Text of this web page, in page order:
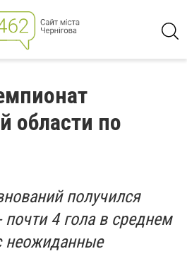
области по
получился
4 гола в среднем
неожиданные